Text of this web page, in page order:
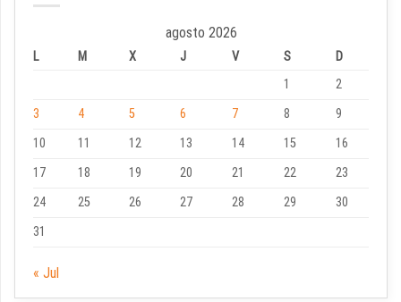
agosto 2026
L M X J V S
D
1
2
3
4 5 6 7 8
9
10
11 12 13 14 15
16
17
18 19 20 21 22
23
24
25 26 27 28 29
30
31
« Jul